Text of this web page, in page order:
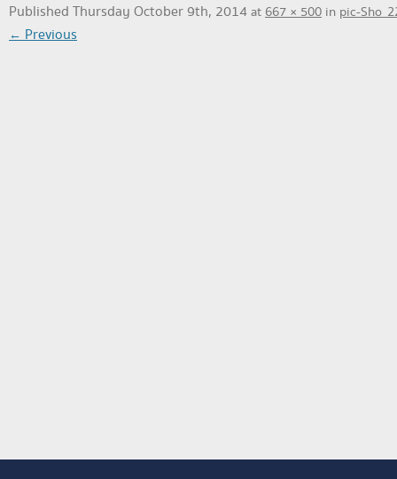
Published Thursday October 9th, 2014at667 × 500 in pic-
← Previous